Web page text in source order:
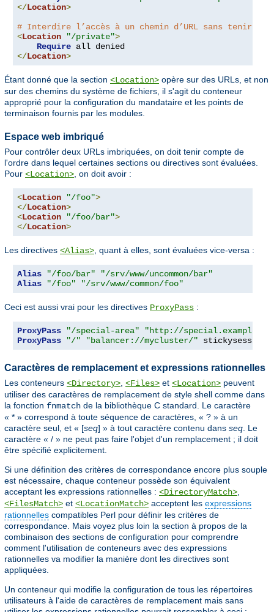
</Location>
# Interdire l’accès à un chemin d’URL sans tenir
<Location "/private">
Require
</Location>
Étant donné que la section <Location> opère sur des URLs, et non
sur des chemins du système de fichiers, il s'agit du conteneur
approprié pour la configuration du mandataire et les points de
terminaison fournis par les modules.
Espace web imbriqué
Pour contrôler deux URLs imbriquées, on doit tenir compte de
l'ordre dans lequel certaines sections ou directives sont évaluées.
Pour <Location> , on doit avoir :
<Location "/foo">
</Location>
<Location "/foo/bar">
</Location>
Les directives <Alias> , quant à elles, sont évaluées vice-versa :
Alias "/foo/bar"
"/srv/www/uncommon/bar"
Alias
"/foo" "/srv/www/common/foo"
Ceci est aussi vrai pour les directives ProxyPass :
ProxyPass "/special-area"
"http://
ProxyPass
"/" "balancer://mycluster/" stickysession
Caractères de remplacement et expressions rationnelles
Les conteneurs <Directory> <Files> et <Location> peuvent
utiliser des caractères de remplacement de style shell comme dans
la fonction fnmatch de la bibliothèque C standard. Le caractère
« * » correspond à toute séquence de caractères, « ? » à un
caractère seul, et « [seq] » à tout caractère contenu dans seq . Le
caractère « / » ne peut pas faire l'objet d'un remplacement ; il doit
être spécifié explicitement.
Si une définition des critères de correspondance encore plus souple
est nécessaire, chaque conteneur possède son équivalent
acceptant les expressions rationnelles : <DirectoryMatch>
<FilesMatch> et <LocationMatch> acceptent les expressions
rationnelles compatibles Perl pour définir les critères de
correspondance. Mais voyez plus loin la section à propos de la
combinaison des sections de configuration pour comprendre
comment l'utilisation de conteneurs avec des expressions
rationnelles va modifier la manière dont les directives sont
appliquées.
Un conteneur qui modifie la configuration de tous les répertoires
utilisateurs à l'aide de caractères de remplacement mais sans